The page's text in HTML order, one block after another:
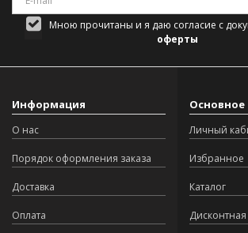
Мною прочитаны и я даю согласие с
оферты
Информация
О нас
Порядок оформления заказа
Доставка
Оплата
Основное
Личный
Избранное
Каталог